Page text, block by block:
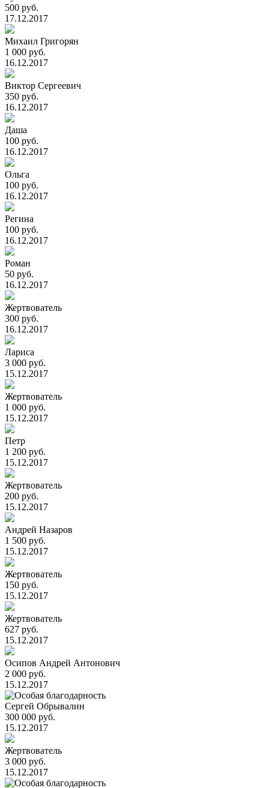
500 руб.
17.12.2017
Михаил Григорян
1 000 руб.
16.12.2017
Виктор Сергеевич
350 руб.
16.12.2017
Даша
100 руб.
16.12.2017
Ольга
100 руб.
16.12.2017
Регина
100 руб.
16.12.2017
Роман
50 руб.
16.12.2017
Жертвователь
300 руб.
16.12.2017
Лариса
3 000 руб.
15.12.2017
Жертвователь
1 000 руб.
15.12.2017
Петр
1 200 руб.
15.12.2017
Жертвователь
200 руб.
15.12.2017
Андрей Назаров
1 500 руб.
15.12.2017
Жертвователь
150 руб.
15.12.2017
Жертвователь
627 руб.
15.12.2017
Осипов Андрей Антонович
2 000 руб.
15.12.2017
Сергей Обрывалин
300 000 руб.
15.12.2017
Жертвователь
3 000 руб.
15.12.2017